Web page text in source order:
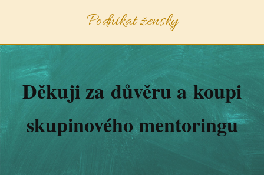
Podnikat žensky
Děkuji za důvěru a koupi
skupinového mentoringu